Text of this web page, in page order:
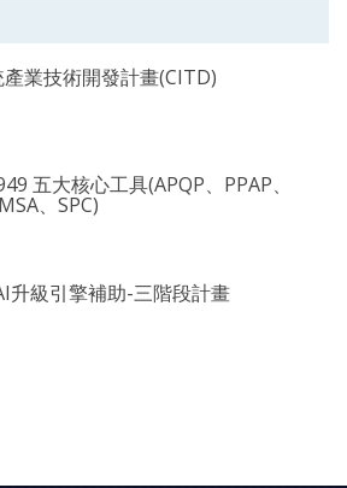
業技術開發計畫(CITD)
五大核心工具(APQP、PPAP、
、SPC)
升級引擎補助-三階段計畫